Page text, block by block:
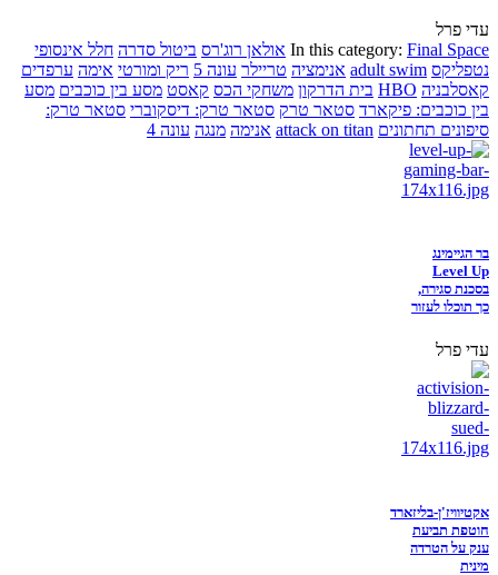
עדי פרל
In this category: Final Space אולאן רוג'רס ביטול סדרה חלל אינסופי
נטפליקס adult swim אנימציה טריילר עונה 5 ריק ומורטי אימה ערפדים
קאסלבניה HBO בית הדרקון משחקי הכס קאסט מסע בין כוכבים מסע
בין כוכבים: פיקארד סטאר טרק סטאר טרק: דיסקוברי סטאר טרק:
סיפונים תחתונים attack on titan אנימה מנגה עונה 4
בר הגיימינג
Level Up
בסכנת סגירה,
כך תוכלו לעזור
עדי פרל
אקטיוויז'ן-בליזארד
חוטפת תביעת
ענק על הטרדה
מינית